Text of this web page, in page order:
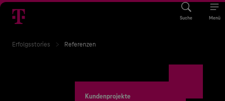
Suche Menü
Erfolgsstories Referenzen
Kundenprojekte